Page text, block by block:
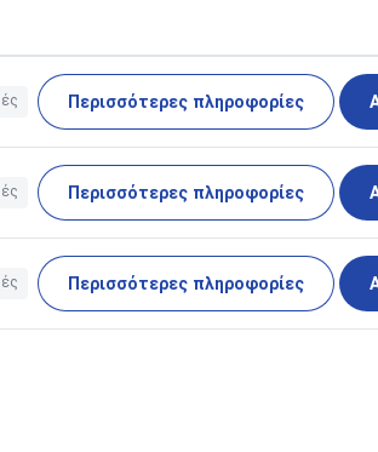
Περισσότερες πληροφορίες
Περισσότερες πληροφορίες
Περισσότερες πληροφορίες